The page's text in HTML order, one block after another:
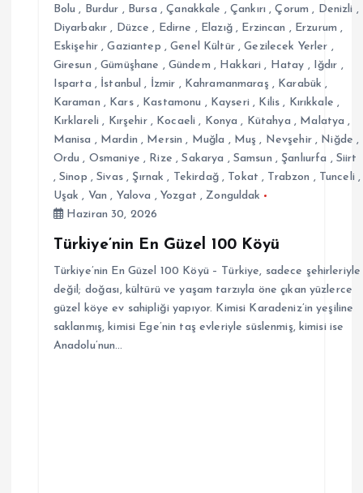
Bolu , Burdur , Bursa ,Çanakkale , Çankırı ,Çorum , Denizli ,
Diyarbakır , Düzce , Edirne , Elazığ, Erzincan , Erzurum ,
Eskişehir ,Gaziantep ,Genel Kültür,Gezilecek Yerler ,
Giresun ,Gümüşhane , Gündem , Hakkari , Hatay , Iğdır ,
Isparta , İstanbul , İzmir , Kahramanmaraş , Karabük ,
Karaman , Kars, Kastamonu , Kayseri , Kilis , Kırıkkale ,
Kırklareli , Kırşehir, Kocaeli , Konya , Kütahya , Malatya ,
Manisa , Mardin , Mersin , Muğla , Muş , Nevşehir, Niğde ,
Ordu , Osmaniye , Rize ,Sakarya , Samsun , Şanlıurfa , Siirt
,Sinop ,Sivas, Şırnak , Tekirdağ, Tokat , Trabzon , Tunceli ,
Uşak , Van , Yalova , Yozgat ,Zonguldak
Haziran 30, 2026
Türkiye’nin En Güzel 100 Köyü
Türkiye’nin En Güzel 100 Köyü – Türkiye, sadece şehirleriyle
değil; doğası, kültürü ve yaşam tarzıyla öne çıkan yüzlerce
güzel köye ev sahipliği yapıyor. Kimisi Karadeniz’in yeşiline
saklanmış, kimisi Ege’nin taş evleriyle süslenmiş, kimisi ise
Anadolu’nun…